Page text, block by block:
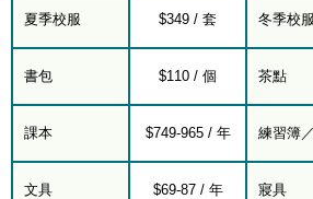
夏季校服 $349 / 套 冬季校服
書包 $110 / 個 茶點
課本 $749-965 / 年 練習簿
文具 $69-87 / 年 寢具